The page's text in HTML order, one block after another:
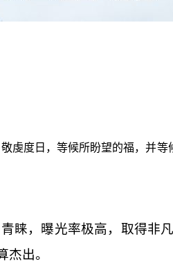
虔度日，等候所盼望的福，并
睐，曝光率极高，取得非
出。